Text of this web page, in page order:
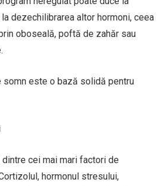
dezechilibrarea altor hormoni, ceea
oboseală, poftă de zahăr sau
somn este o bază solidă pentru
cei mai mari factori de
hormonul stresului,